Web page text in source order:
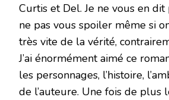
Curtis et Del. Je ne vous en
ne pas vous spoiler même si
très vite de la vérité,
J’ai énormément aimé ce
les personnages, l’histoire,
de l’auteure. Une fois de plus